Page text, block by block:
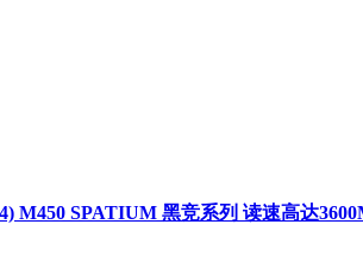
M450 SPATIUM 黑竞系列 读速高达